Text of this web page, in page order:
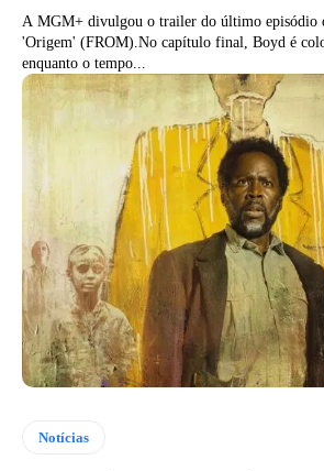
A MGM+ divulgou o trailer do último episódio
'Origem' (FROM).No capítulo final, Boyd é
enquanto o tempo...
Notícias